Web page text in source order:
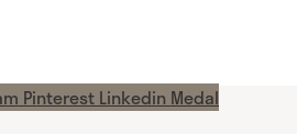
Pinterest Linkedin Medal